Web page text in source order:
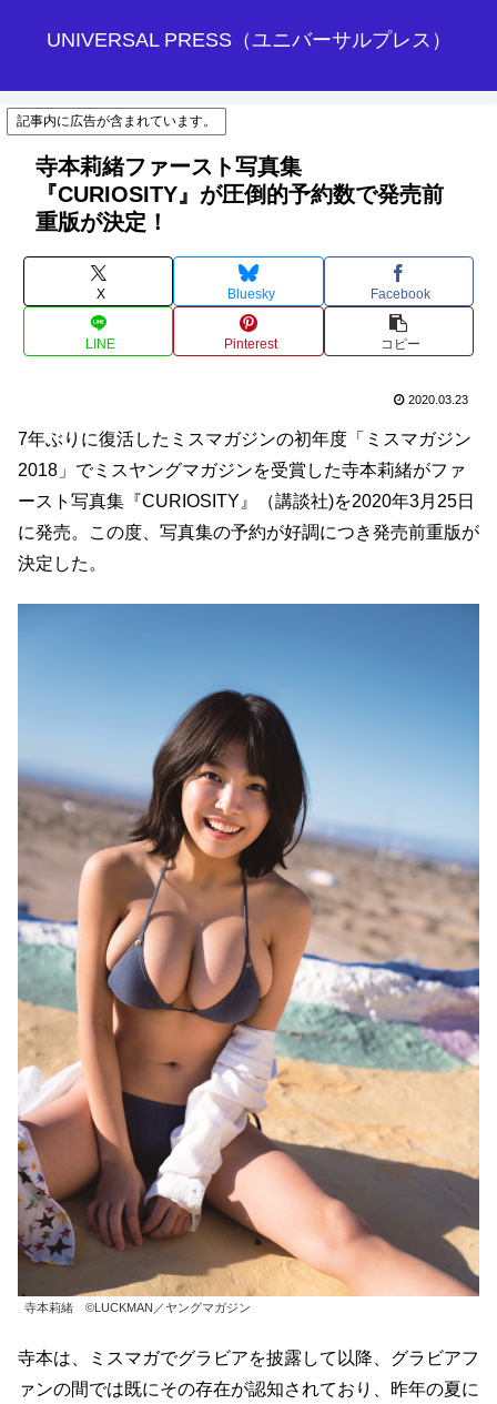
UNIVERSAL PRESS（ユニバーサルプレス）
記事内に広告が含まれています。
寺本莉緒ファースト写真集
『CURIOSITY』が圧倒的予約数で発売前
重版が決定！
X Bluesky Facebook
LINE Pinterest コピー
2020.03.23
7年ぶりに復活したミスマガジンの初年度「ミスマガジン
2018」でミスヤングマガジンを受賞した寺本莉緒がファ
ースト写真集『CURIOSITY』（講談社)を2020年3月25日
に発売。この度、写真集の予約が好調につき発売前重版が
決定した。
寺本莉緒 ©LUCKMAN／ヤングマガジン
寺本は、ミスマガでグラビアを披露して以降、グラビアフ
ァンの間では既にその存在が認知されており、昨年の夏に